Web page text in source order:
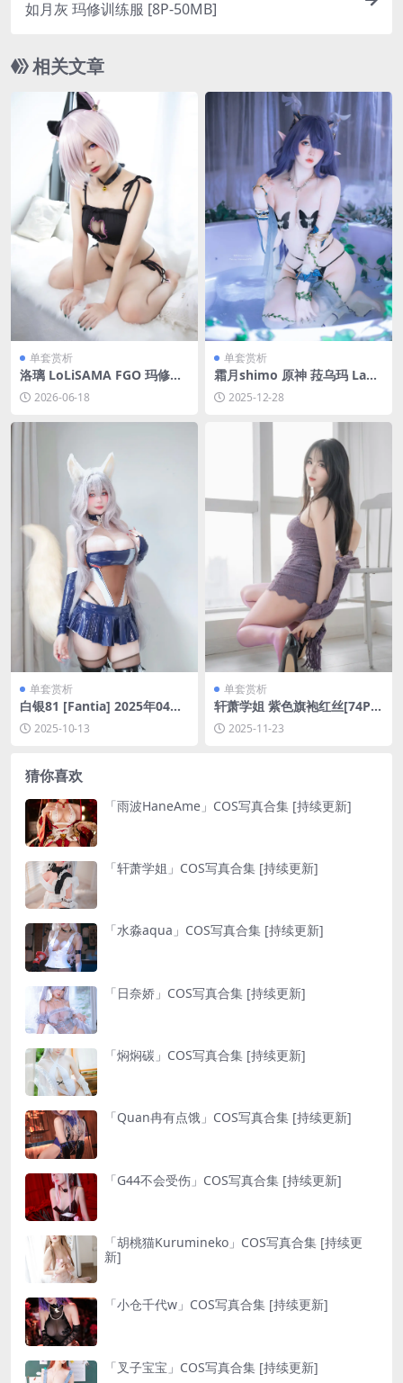
如月灰 玛修训练服 [8P-50MB]
相关文章
单套赏析
洛璃 LoLiSAMA FGO 玛修猫
咪[24P-112.5M]
2026-06-18
单套赏析
霜月shimo 原神 菈乌玛 Lau
ma [24P-44M]
2025-12-28
单套赏析
白银81 [Fantia] 2025年04月
订阅 (15套)[118P-3V-1.15G]
2025-10-13
单套赏析
轩萧学姐 紫色旗袍红丝[74P-1
V-499.1M]
2025-11-23
猜你喜欢
「雨波HaneAme」COS写真合集 [持续更新]
「轩萧学姐」COS写真合集 [持续更新]
「水淼aqua」COS写真合集 [持续更新]
「日奈娇」COS写真合集 [持续更新]
「焖焖碳」COS写真合集 [持续更新]
「Quan冉有点饿」COS写真合集 [持续更新]
「G44不会受伤」COS写真合集 [持续更新]
「胡桃猫Kurumineko」COS写真合集 [持续更
新]
「小仓千代w」COS写真合集 [持续更新]
「叉子宝宝」COS写真合集 [持续更新]